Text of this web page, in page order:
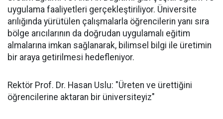
uygulama faaliyetleri gerçekleştiriliyor. Üniversite
arılığında yürütülen çalışmalarla öğrencilerin yanı sıra
bölge arıcılarının da doğrudan uygulamalı eğitim
almalarına imkan sağlanarak, bilimsel bilgi ile üretimin
bir araya getirilmesi hedefleniyor.
Rektör Prof. Dr. Hasan Uslu: "Üreten ve ürettiğini
öğrencilerine aktaran bir üniversiteyiz"